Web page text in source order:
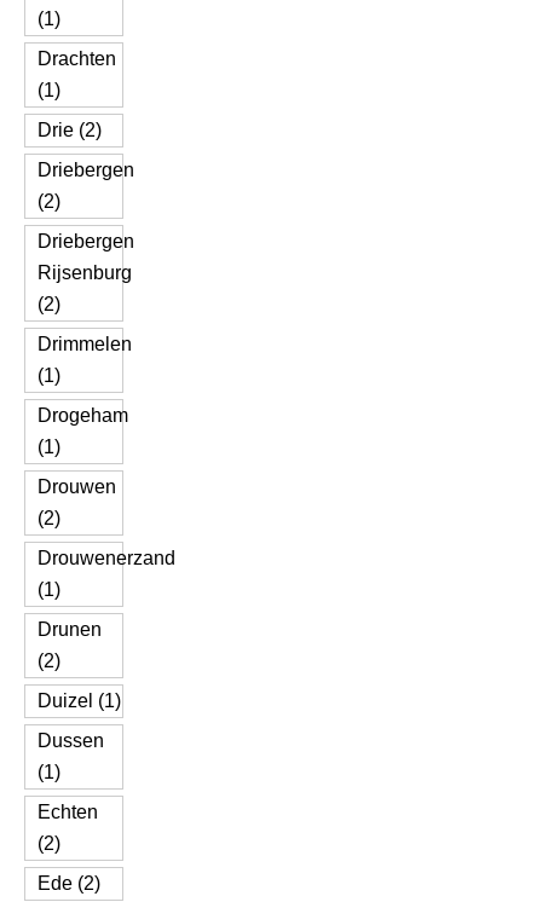
(1)
Drachten
(1)
Drie (2)
Driebergen
(2)
Driebergen
Rijsenburg
(2)
Drimmelen
(1)
Drogeham
(1)
Drouwen
(2)
Drouwenerzand
(1)
Drunen
(2)
Duizel (1)
Dussen
(1)
Echten
(2)
Ede (2)